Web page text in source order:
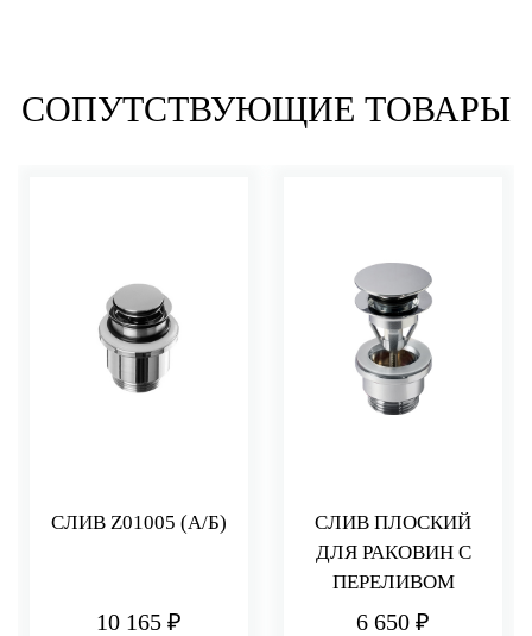
СОПУТСТВУЮЩИЕ ТОВАРЫ
СЛИВ Z01005 (А/Б)
10 165 ₽
СЛИВ ПЛОСКИЙ
ДЛЯ РАКОВИН С
ПЕРЕЛИВОМ
6 650 ₽